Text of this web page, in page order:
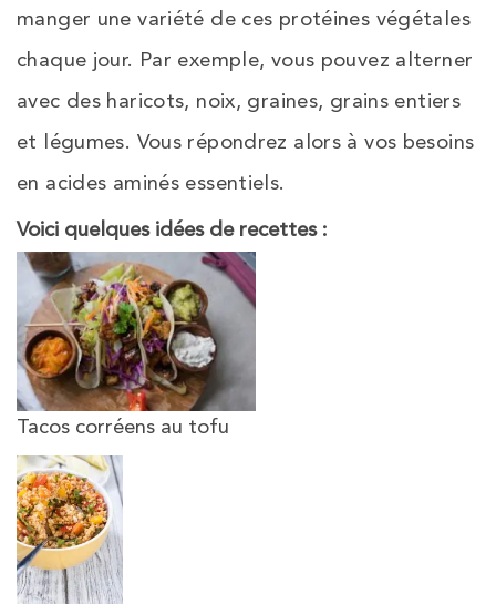
manger une variété de ces protéines végétales
chaque jour. Par exemple, vous pouvez alterner
avec des haricots, noix, graines, grains entiers
et légumes. Vous répondrez alors à vos besoins
en acides aminés essentiels.
Voici quelques idées de recettes :
Tacos corréens au tofu